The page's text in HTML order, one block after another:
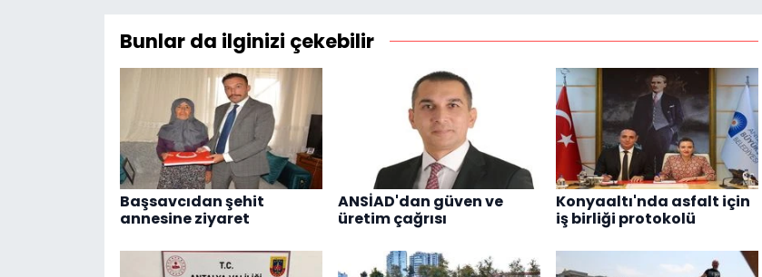
Bunlar da ilginizi çekebilir
Başsavcıdan şehit
annesine ziyaret
ANSİAD'dan güven ve
üretim çağrısı
Konyaaltı'nda asfalt için
iş birliği protokolü